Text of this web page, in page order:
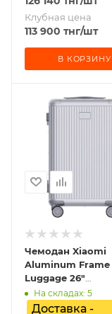
Клубная цена
113 900 тнг/шт
В КОРЗИНУ
Чемодан Xiaomi
Aluminum Frame
Luggage 26"
BHR9079GL
На складах: 5
Доставка -